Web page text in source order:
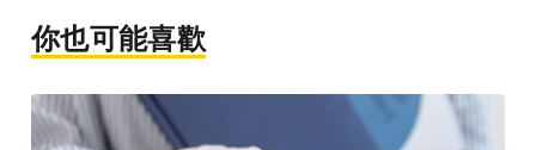
你也可能喜歡